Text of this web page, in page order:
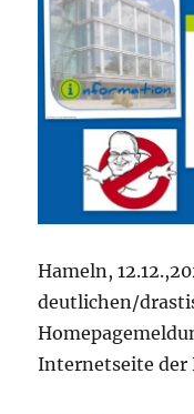
Hameln,
deutlichen/
Internetseite der